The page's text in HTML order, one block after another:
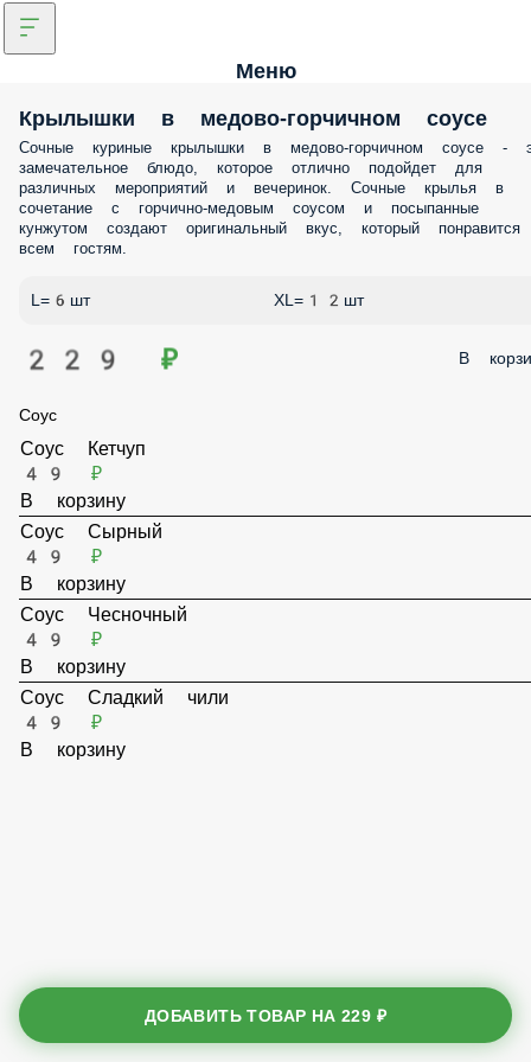
Меню
Крылышки в медово-горчичном соусе
Сочные куриные крылышки в медово-горчичном соусе -
замечательное блюдо, которое отлично подойдет для
различных мероприятий и вечеринок. Сочные крылья в
сочетание с горчично-медовым соусом и посыпанные
кунжутом создают оригинальный вкус, который понравится
всем гостям.
L=6шт XL=12шт
229 ₽ В
Соус
Соус Кетчуп
49 ₽
В корзину
Соус Сырный
49 ₽
В корзину
Соус Чесночный
49 ₽
В корзину
Соус Сладкий чили
ДОБАВИТЬ ТОВАР НА229 ₽